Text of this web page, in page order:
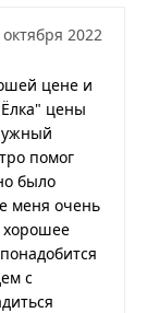
2022
цене и
цены
помог
было
меня очень
хорошее
с